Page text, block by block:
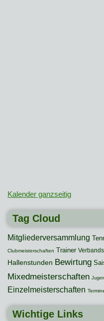
Kalender ganzseitig
Tag Cloud
Mitgliederversammlung
Clubmeisterschaften Trainer
Hallenstunden Bewirtung
Mixedmeisterschaften
Einzelmeisterschaften
Wichtige Links